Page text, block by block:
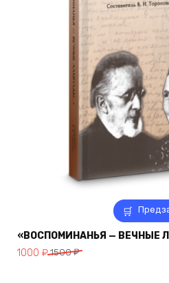
«ВОСПОМИНАНЬЯ — ВЕЧНЫЕ
1500₽
Первоначальная
1000 ₽
Текущая